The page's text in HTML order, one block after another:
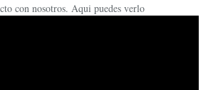
con nosotros. Aqui puedes verlo